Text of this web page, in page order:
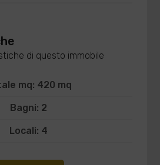
di questo immobile
mq: 420 mq
Bagni: 2
Locali: 4